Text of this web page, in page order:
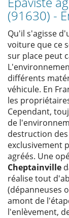
(91630) -
Qu'il s'agisse
voiture que ce
sur place peut
différents
véhicule. En
les
Cependant,
de
destruction
exclusivement
agréés. Une
Cheptainville
réalise tout
(dépanneuses
amont de
l'enlèvement,